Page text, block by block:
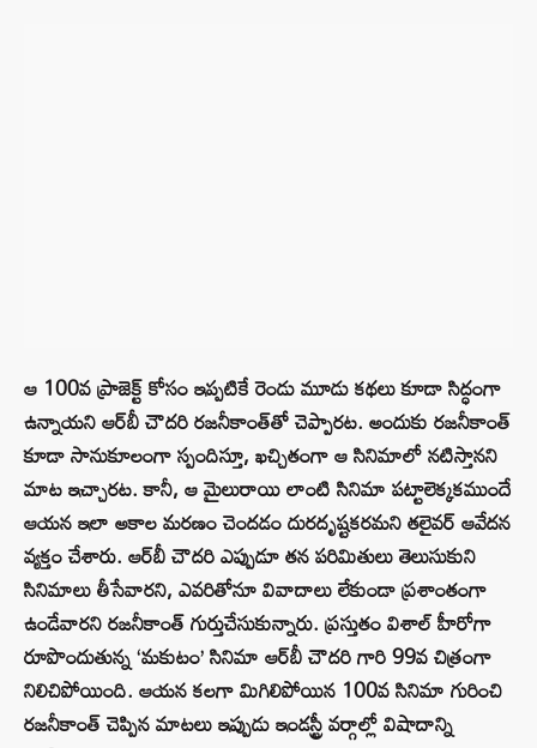
ఆ 100వ ప్రాజెక్ట్ కోసం ఇప్పటికే రెండు మూడు కథలు కూడా సిద్ధంగా
ఉన్నాయని ఆర్‌బీ చౌదరి రజనీకాంత్‌తో చెప్పారట. అందుకు రజనీకాంత్
కూడా సానుకూలంగా స్పందిస్తూ, ఖచ్చితంగా ఆ సినిమాలో నటిస్తానని
మాట ఇచ్చారట. కానీ, ఆ మైలురాయి లాంటి సినిమా పట్టాలెక్కకముందే
ఆయన ఇలా అకాల మరణం చెందడం దురదృష్టకరమని తలైవర్ ఆవేదన
వ్యక్తం చేశారు. ఆర్‌బీ చౌదరి ఎప్పుడూ తన పరిమితులు తెలుసుకుని
సినిమాలు తీసేవారని, ఎవరితోనూ వివాదాలు లేకుండా ప్రశాంతంగా
ఉండేవారని రజనీకాంత్ గుర్తుచేసుకున్నారు. ప్రస్తుతం విశాల్ హీరోగా
రూపొందుతున్న ‘మకుటం’ సినిమా ఆర్‌బీ చౌదరి గారి 99వ చిత్రంగా
నిలిచిపోయింది. ఆయన కలగా మిగిలిపోయిన 100వ సినిమా గురించి
రజనీకాంత్ చెప్పిన మాటలు ఇప్పుడు ఇండస్ట్రీ వర్గాల్లో విషాదాన్ని